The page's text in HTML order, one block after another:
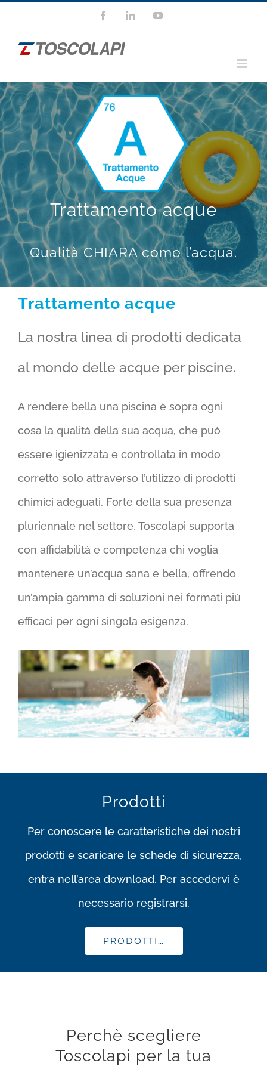
contenuto
FacebookLinkedInYouTube
Trattamento acque
Qualità CHIARA come l’acqua.
Trattamento acque
La nostra linea di prodotti dedicata
al mondo delle acque per piscine.
A rendere bella una piscina è sopra ogni
cosa la qualità della sua acqua, che può
essere igienizzata e controllata in modo
corretto solo attraverso l’utilizzo di prodotti
chimici adeguati. Forte della sua presenza
pluriennale nel settore, Toscolapi supporta
con affidabilità e competenza chi voglia
mantenere un’acqua sana e bella, offrendo
un’ampia gamma di soluzioni nei formati più
efficaci per ogni singola esigenza.
Prodotti
Per conoscere le caratteristiche dei nostri
prodotti e scaricare le schede di sicurezza,
entra nell’area download. Per accedervi è
necessario registrarsi.
PRODOTTI…
Perchè scegliere
Toscolapi per la tua